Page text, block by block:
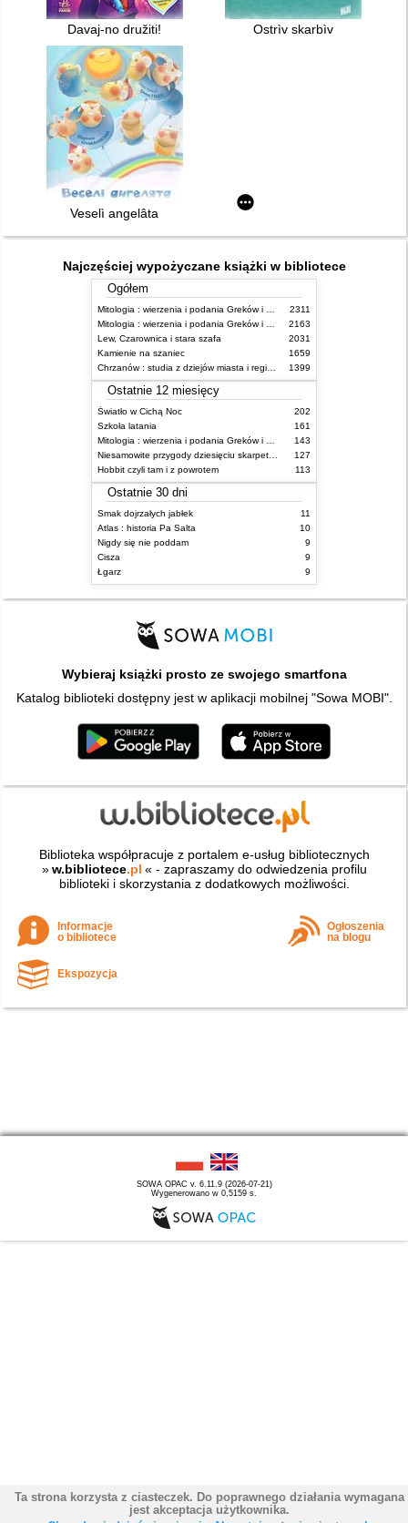
Davaj-no družiti! Ostrìv skarbìv
Veselì angelâta
Najczęściej wypożyczane książki w bibliotece
Ogółem
2311
2163
Lew, Czarownica i stara szafa
2031
Kamienie na szaniec
1659
1399
Ostatnie 12 miesięcy
Światło w Cichą Noc
202
Szkoła latania
161
143
127
Hobbit czyli tam i z powrotem
113
Ostatnie 30 dni
Smak dojrzałych jabłek
11
Atlas : historia Pa Salta
10
Nigdy się nie poddam
9
Cisza
9
Łgarz
9
Wybieraj książki prosto ze swojego smartfona
Katalog biblioteki dostępny jest w aplikacji mobilnej "Sowa MOBI".
Biblioteka współpracuje z portalem e-usług bibliotecznych
» w.bibliotece.pl « - zapraszamy do odwiedzenia profilu
biblioteki i skorzystania z dodatkowych możliwości.
Informacje
o bibliotece
Ogłoszenia
na blogu
Ekspozycja
SOWA OPAC v. 6.11.9 (2026-07-21)
Wygenerowano w 0,5159 s.
Ta strona korzysta z ciasteczek. Do poprawnego działania wymagana
jest akceptacja użytkownika.